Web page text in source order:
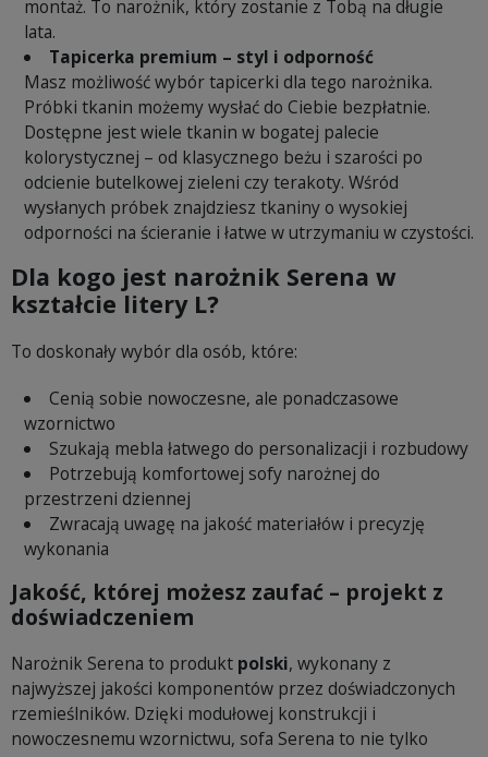
montaż. To narożnik, który zostanie z Tobą na długie
lata.
Tapicerka premium – styl i odporność
Masz możliwość wybór tapicerki dla tego narożnika.
Próbki tkanin możemy wysłać do Ciebie bezpłatnie.
Dostępne jest wiele tkanin w bogatej palecie
kolorystycznej – od klasycznego beżu i szarości po
odcienie butelkowej zieleni czy terakoty. Wśród
wysłanych próbek znajdziesz tkaniny o wysokiej
odporności na ścieranie i łatwe w utrzymaniu w czystości.
Dla kogo jest narożnik Serena w
kształcie litery L?
To doskonały wybór dla osób, które:
Cenią sobie nowoczesne, ale ponadczasowe
wzornictwo
Szukają mebla łatwego do personalizacji i rozbudowy
Potrzebują komfortowej sofy narożnej do
przestrzeni dziennej
Zwracają uwagę na jakość materiałów i precyzję
wykonania
Jakość, której możesz zaufać – projekt z
doświadczeniem
Narożnik Serena to produkt polski, wykonany z
najwyższej jakości komponentów przez doświadczonych
rzemieślników. Dzięki modułowej konstrukcji i
nowoczesnemu wzornictwu, sofa Serena to nie tylko